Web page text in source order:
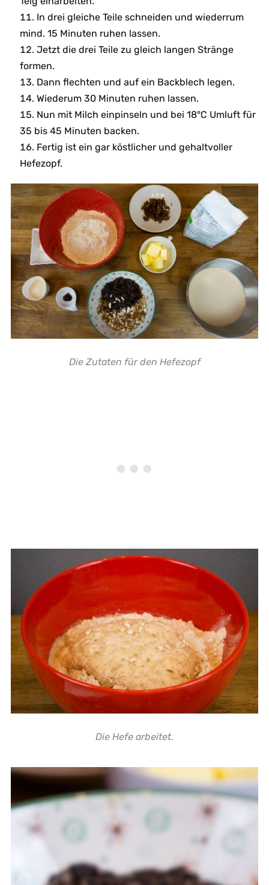
In drei gleiche Teile schneiden und wiederrum
mind. 15 Minuten ruhen lassen.
Jetzt die drei Teile zu gleich langen Stränge
formen.
Dann flechten und auf ein Backblech legen.
Wiederum 30 Minuten ruhen lassen.
Nun mit Milch einpinseln und bei 18°C Umluft für
35 bis 45 Minuten backen.
Fertig ist ein gar köstlicher und gehaltvoller
Hefezopf.
Die Zutaten für den Hefezopf
Die Hefe arbeitet.